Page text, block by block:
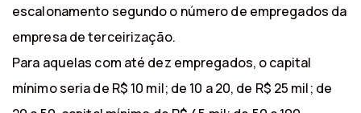
escalonamento segundo o número de empregados da
empresa de terceirização.
Para aquelas com até dez empregados, o capital
mínimo seria de R$ 10 mil; de 10 a 20, de R$ 25 mil; de